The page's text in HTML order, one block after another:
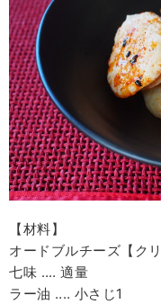
【材料】
オードブルチーズ【ク
七味 ‥‥ 適量
ラー油 ‥‥ 小さじ1